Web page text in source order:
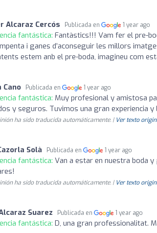
Alcaraz Cercós Publicada en 1 year ago
fantástica: Fantàstics!!! Vam fer el pre-
i ganes d’aconseguir les millors
estem anb el pre-boda, imagineu com
Cano Publicada en 1 year ago
fantástica: Muy profesional y amistosa
y seguros. Tuvimos una gran experiencia y
ha sido traducida automáticamente. | Ver texto
Solà Publicada en 1 year ago
fantástica: Van a estar en nuestra boda
ha sido traducida automáticamente. | Ver texto
Suarez Publicada en 1 year ago
fantástica: D, una gran professionalitat.